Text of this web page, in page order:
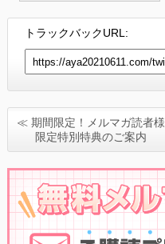
トラックバックURL:
≪ 期間限定！メルマガ読者様
限定特別特典のご案内